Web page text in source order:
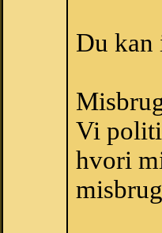
Du
Vi
hvori